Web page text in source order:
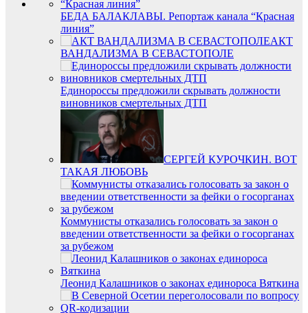
БЕДА БАЛАКЛАВЫ. Репортаж канала “Красная
линия”
АКТ
ВАНДАЛИЗМА В СЕВАСТОПОЛЕ
Единороссы предложили скрывать должности
виновников смертельных ДТП
СЕРГЕЙ КУРОЧКИН. ВОТ
ТАКАЯ ЛЮБОВЬ
Коммунисты отказались голосовать за закон о
введении ответственности за фейки о госорганах
за рубежом
Леонид Калашников о законах единороса Вяткина